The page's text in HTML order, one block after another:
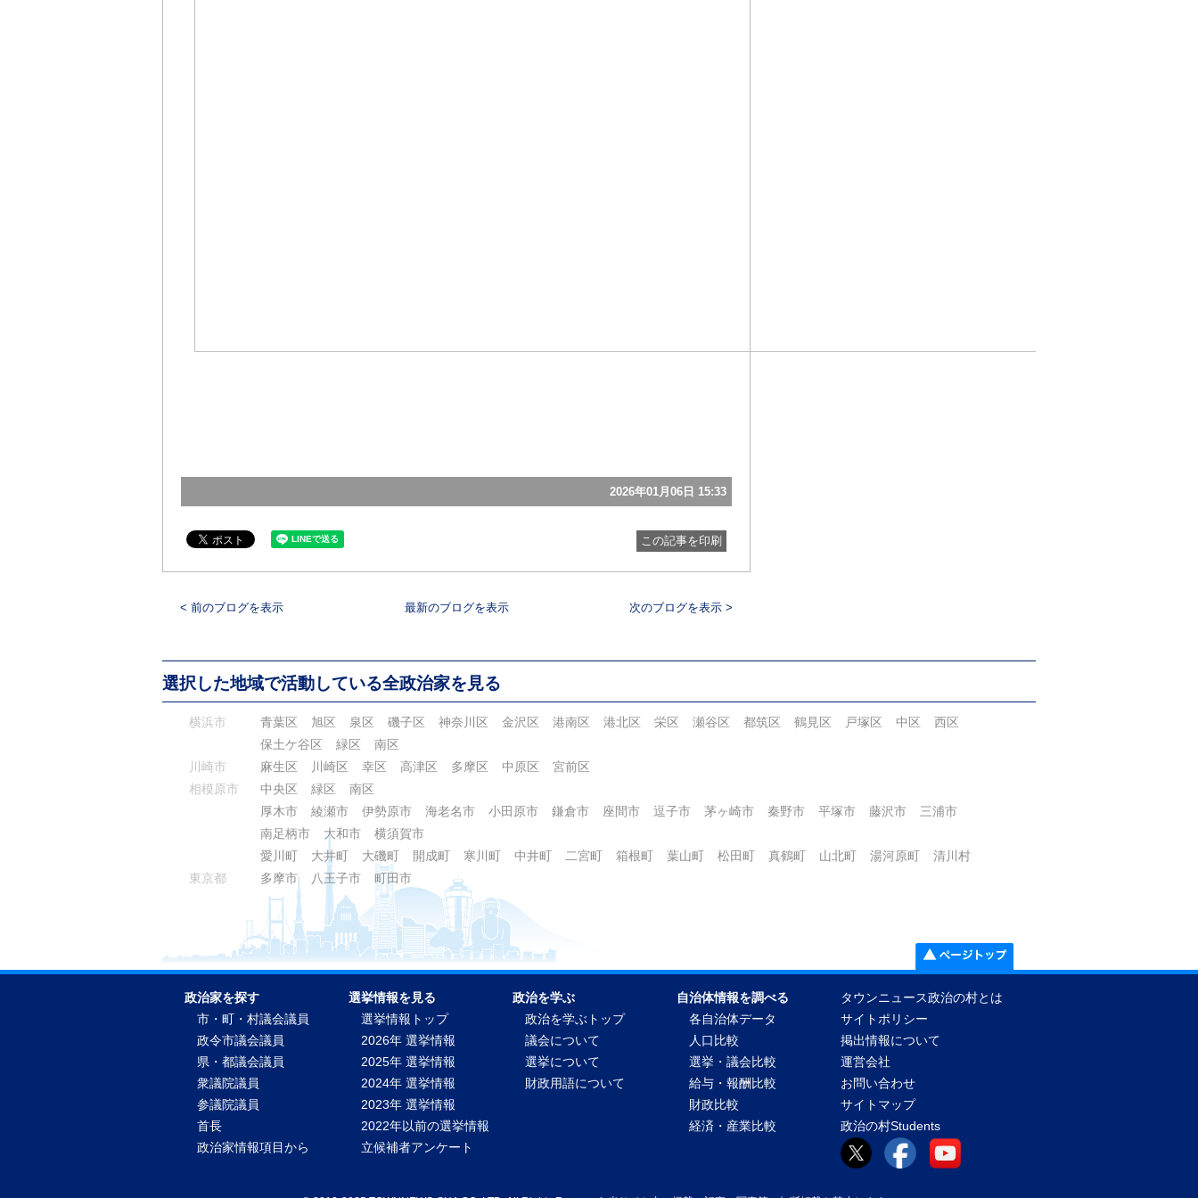
2026年01月06日 15:33
この記事を印刷
< 前のブログを表示 最新のブログを表示 次のブログを表示 >
選択した地域で活動している全政治家を見る
横浜市 青葉区 旭区 泉区 磯子区 神奈川区 金沢区 港南区 港北区 栄区 瀬谷区 都筑区 鶴見区 戸塚区 中区
西区
保土ケ谷区
緑区
南区
川崎市
麻生区 川崎区 幸区 高津区 多摩区 中原区
宮前区
相模原市
中央区 緑区
南区
厚木市
綾瀬市 伊勢原市 海老名市 小田原市 鎌倉市 座間市 逗子市 茅ヶ崎市 秦野市 平塚市 藤沢市
三浦市
南足柄市
大和市
横須賀市
愛川町
大井町 大磯町 開成町 寒川町 中井町 二宮町 箱根町 葉山町 松田町 真鶴町 山北町 湯河原町
清川村
東京都
多摩市 八王子市 町田市
政治家を探す
市・町・村議会議員
政令市議会議員
県・都議会議員
衆議院議員
参議院議員
首長
政治家情報項目から
選挙情報を見る
選挙情報トップ
2026年 選挙情報
2025年 選挙情報
2024年 選挙情報
2023年 選挙情報
2022年以前の選挙情報
立候補者アンケート
政治を学ぶ
政治を学ぶトップ
議会について
選挙について
財政用語について
自治体情報を調べる
各自治体データ
人口比較
選挙・議会比較
給与・報酬比較
財政比較
経済・産業比較
タウンニュース政治の村とは
サイトポリシー
掲出情報について
運営会社
お問い合わせ
サイトマップ
政治の村Students